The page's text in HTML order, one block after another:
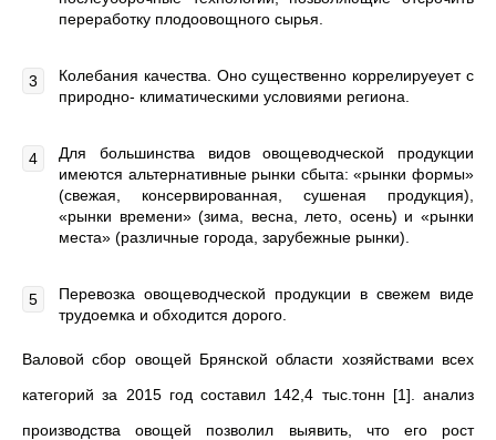
переработку плодоовощного сырья.
Колебания качества. Оно существенно коррелируеует с
природно- климатическими условиями региона.
Для большинства видов овощеводческой продукции
имеются альтернативные рынки сбыта: «рынки формы»
(свежая, консервированная, сушеная продукция),
«рынки времени» (зима, весна, лето, осень) и «рынки
места» (различные города, зарубежные рынки).
Перевозка овощеводческой продукции в свежем виде
трудоемка и обходится дорого.
Валовой сбор овощей Брянской области хозяйствами всех
категорий за 2015 год составил 142,4 тыс.тонн [1]. анализ
производства овощей позволил выявить, что его рост